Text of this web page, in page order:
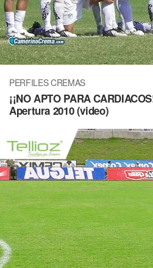
PERFILES CREMAS
¡¡NO APTO PARA
Apertura 2010 (video)